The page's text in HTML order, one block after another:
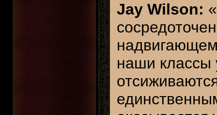
Jay Wilson:
наши классы